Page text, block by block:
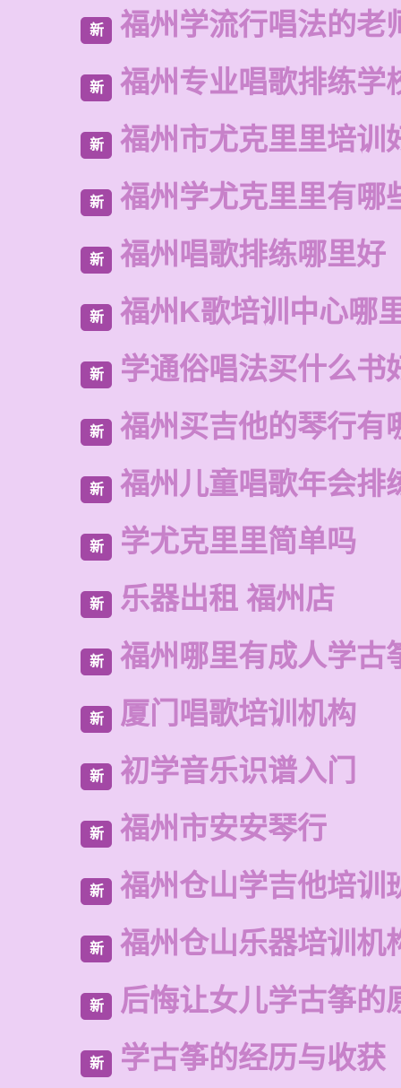
新 福州学流行唱法的老
新 福州专业唱歌排练学
新 福州市尤克里里培训
新 福州学尤克里里有哪
新 福州唱歌排练哪里好
新 福州K歌培训中心哪
新 学通俗唱法买什么书
新 福州买吉他的琴行有
新 福州儿童唱歌年会排
新 学尤克里里简单吗
新 乐器出租 福州店
新 福州哪里有成人学古
新 厦门唱歌培训机构
新 初学音乐识谱入门
新 福州市安安琴行
新 福州仓山学吉他培训
新 福州仓山乐器培训机
新 后悔让女儿学古筝的
新 学古筝的经历与收获